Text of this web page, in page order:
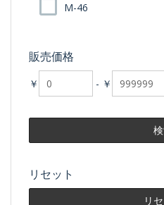
M-46
販売価格
￥ - ￥
リセット